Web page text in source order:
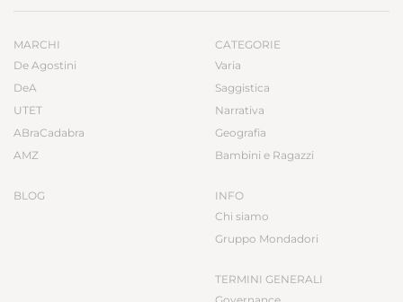
MARCHI
De Agostini
DeA
UTET
ABraCadabra
AMZ
BLOG
CATEGORIE
Varia
Saggistica
Narrativa
Geografia
Bambini e Ragazzi
INFO
Chi siamo
Gruppo Mondadori
TERMINI GENERALI